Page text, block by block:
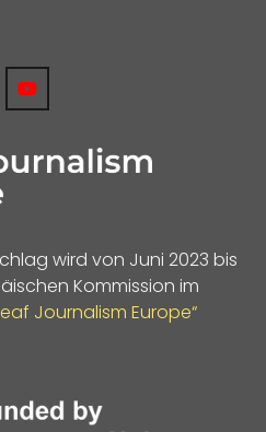
wird von Juni 2023 bis
Kommission im
Journalism Europe“